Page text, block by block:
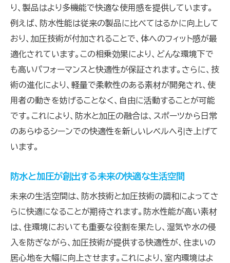
り、製品はより多機能で快適な使用感を提供しています。
例えば、防水性能は従来の製品に比べてはるかに向上して
おり、加圧技術が付加されることで、体へのフィット感が最
適化されています。この相乗効果により、どんな環境下で
も高いパフォーマンスと快適性が保証されます。さらに、技
術の進化により、軽量で柔軟性のある素材が開発され、使
用者の動きを妨げることなく、自由に活動することが可能
です。これにより、防水と加圧の融合は、スポーツから日常
のあらゆるシーンでの快適性を新しいレベルへ引き上げて
います。
防水と加圧が創出する未来の快適な生活空間
未来の生活空間は、防水技術と加圧技術の調和によってさ
らに快適になることが期待されます。防水性能が高い素材
は、住環境においても重要な役割を果たし、湿気や水の侵
入を防ぎながら、加圧技術が提供する快適性が、住まいの
居心地を大幅に向上させます。これにより、室内環境はよ